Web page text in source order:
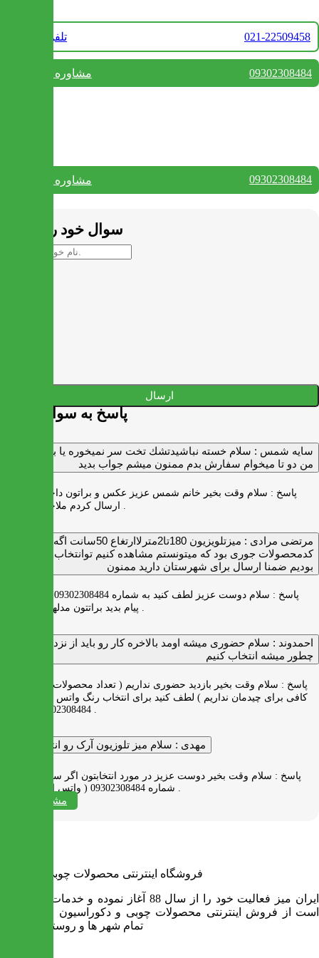
تلفن فروش 021-22509458
مشاوره واتس آپ 09302308484
مشاوره واتس آپ 09302308484
سوال خود را بپرسید
ارسال
پاسخ به سوالات شما
سايه شمس : سلام خسته نباشيدتشك تخت سر نميخوره يا برنميگرده
من دو تا ميخوام سفارش بدم ممنون ميشم جواب بديد
پاسخ : سلام وقت بخیر خانم شمس عزیز عکس و براتون داخل واتس اپ
مرتضی مرادی :
میزتلویزیون 180تا2مترلاارتغاع 50سانت اگه
کدمحصولات جوری بود که میتونستم مشاهده کنیم توانتخاب راحت‌تر
بودیم ضمنا ارسال برای شهرستان دارید ممنون
پاسخ :
پیام بدید براتتون مدلها رو بفرستیم .
احمدوند : سلام حضوری میشه اومد بالاخره کار رو باید از نزدیک دید
چطور میشه انتخاب کنیم
پاسخ : سلام وقت بخیر بازدید حضوری نداریم ( تعداد محصولات زیاد و فضای
کافی برای چیدمان نداریم ) لطف کنید برای انتخاب رنگ واتس اپ به شماره
مهدی : سلام میز تلوزیون آرک رو انتخاب کردم
پاسخ : سلام وقت بخیر دوست عزیز در مورد انتخابتون اگر سوالی دارید به
شماره 09302308484 ( واتس اپ ) پیام بدید .
مشاهده همه
فروشگاه اینترنتی محصولات چوبی ایران میز
ایران میز فعالیت خود را از سال 88 آغاز نموده و خدمات آن عبارت
است از فروش اینترنتی محصولات چوبی و دکوراسیون و ارسال به
تمام شهر ها و روستاهای کشور